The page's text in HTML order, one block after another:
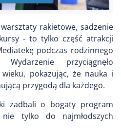
rakietowe, sadzenie
- to tylko część atrakcji
podczas rodzinnego
przyciągnęło
pokazując, że nauka i
przygodą dla każdego.
zadbali o bogaty program
tylko do najmłodszych